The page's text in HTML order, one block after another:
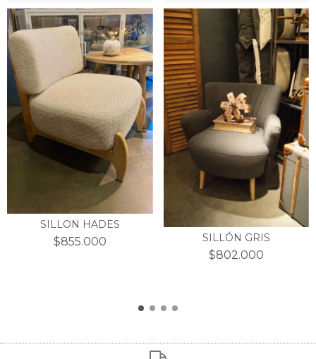
SILLON HADES
$855.000 SILLÓN GRIS
$802.000